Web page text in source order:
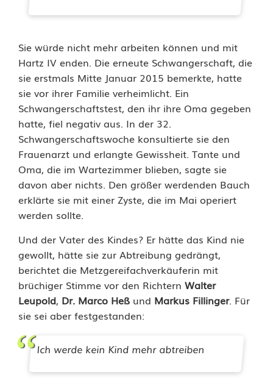
a
g
t
e
:
P
s
y
c
h
o
t
e
Sie würde nicht mehr arbeiten können und mit
Hartz IV enden. Die erneute Schwangerschaft, die
sie erstmals Mitte Januar 2015 bemerkte, hatte
sie vor ihrer Familie verheimlicht. Ein
Schwangerschaftstest, den ihr ihre Oma gegeben
hatte, fiel negativ aus. In der 32.
Schwangerschaftswoche konsultierte sie den
Frauenarzt und erlangte Gewissheit. Tante und
Oma, die im Wartezimmer blieben, sagte sie
davon aber nichts. Den größer werdenden Bauch
erklärte sie mit einer Zyste, die im Mai operiert
werden sollte.
Und der Vater des Kindes? Er hätte das Kind nie
gewollt, hätte sie zur Abtreibung gedrängt,
berichtet die Metzgereifachverkäuferin mit
brüchiger Stimme vor den Richtern Walter
Leupold, Dr. Marco Heß und Markus Fillinger. Für
sie sei aber festgestanden:
Ich werde kein Kind mehr abtreiben